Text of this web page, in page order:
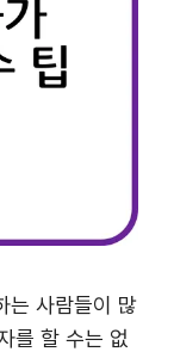
는 사람들이 많
를 할 수는 없